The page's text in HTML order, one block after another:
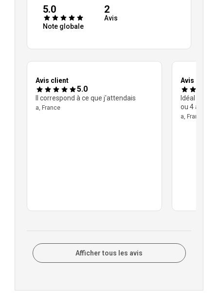
5.0
Note globale
2
Avis
Avis client
5.0
Il correspond à ce que j'attendais
a, France
Avis client
Idéal lit d
ou 4 ans, la
a, France
Afficher tous les avis